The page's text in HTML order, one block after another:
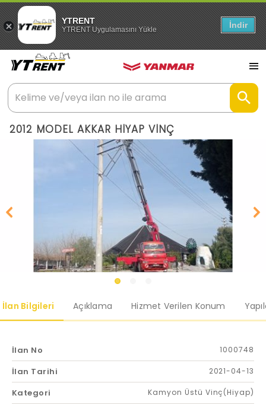
YTRENT
YTRENT Uygulamasını Yükle İndir
2012 MODEL AKKAR HİYAP VİNÇ
İlan Bilgileri Açıklama Hizmet Verilen Konum
İlan No 1000748
İlan Tarihi 2021-04-13
Kategori Kamyon Üstü Vinç(Hiyap)